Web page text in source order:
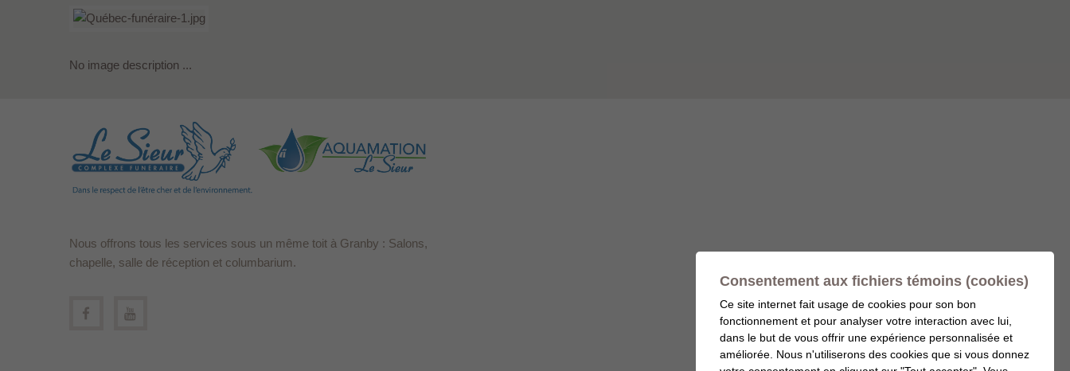
No image description ...
Nous offrons tous les services sous un même toit à Granby : Salons,
chapelle, salle de réception et columbarium.
Consentement aux fichiers témoins (cookies)
Ce site internet fait usage de cookies pour son bon
fonctionnement et pour analyser votre interaction avec lui,
dans le but de vous offrir une expérience personnalisée et
améliorée. Nous n'utiliserons des cookies que si vous donnez